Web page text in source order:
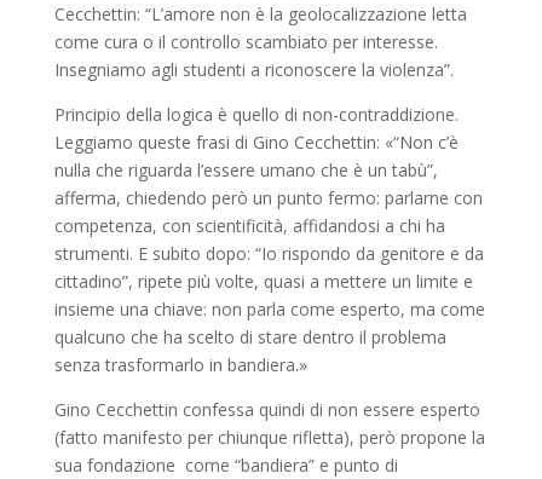
Cecchettin: “L’amore non è la geolocalizzazione letta
come cura o il controllo scambiato per interesse.
Insegniamo agli studenti a riconoscere la violenza”.
Principio della logica è quello di non-contraddizione.
Leggiamo queste frasi di Gino Cecchettin: «“Non c’è
nulla che riguarda l’essere umano che è un tabù”,
afferma, chiedendo però un punto fermo: parlarne con
competenza, con scientificità, affidandosi a chi ha
strumenti. E subito dopo: “Io rispondo da genitore e da
cittadino”, ripete più volte, quasi a mettere un limite e
insieme una chiave: non parla come esperto, ma come
qualcuno che ha scelto di stare dentro il problema
senza trasformarlo in bandiera.»
Gino Cecchettin confessa quindi di non essere esperto
(fatto manifesto per chiunque rifletta), però propone la
sua fondazione come “bandiera” e punto di